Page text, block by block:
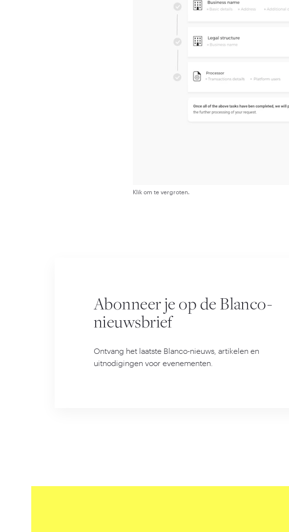
Klik om te vergroten.
Abonneer je op de Blanco-
nieuwsbrief
Ontvang het laatste Blanco-nieuws, artikelen en
uitnodigingen voor evenementen.